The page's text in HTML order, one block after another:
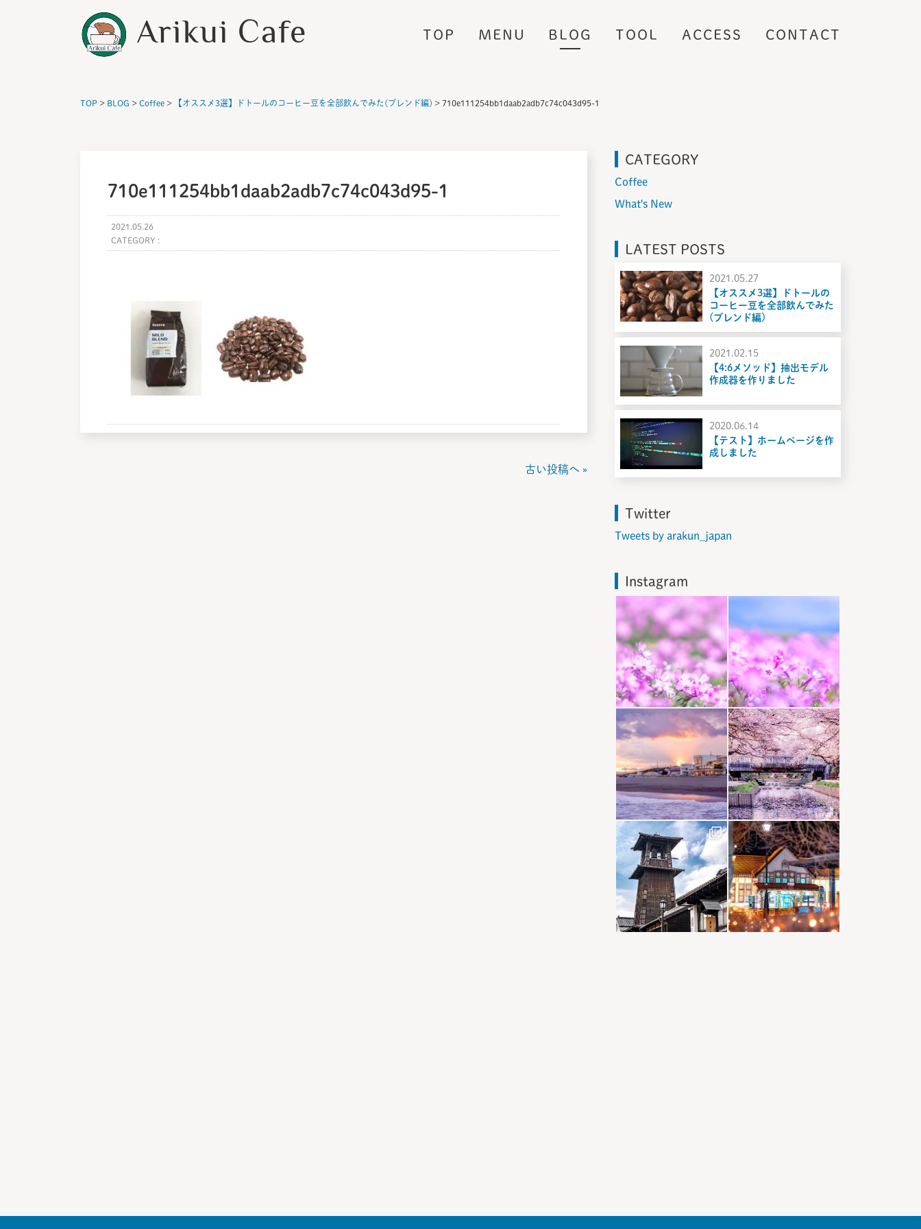
Arikui Cafe TOP MENU BLOG TOOL ACCESS CONTACT
TOP > BLOG > Coffee > 【オススメ3選】ドトールのコーヒー豆を全部飲んでみた(ブレンド編) > 710e111254bb1daab2adb7c74c043d95-1
CATEGORY
Coffee
What's New
LATEST POSTS
2021.05.27
【オススメ3選】ドトールの
コーヒー豆を全部飲んでみた
(ブレンド編)
2021.02.15
【4:6メソッド】抽出モデル
作成器を作りました
2020.06.14
【テスト】ホームページを作
成しました
Twitter
Tweets by arakun_japan
Instagram
710e111254bb1daab2adb7c74c043d95-1
2021.05.26
CATEGORY :
古い投稿へ »